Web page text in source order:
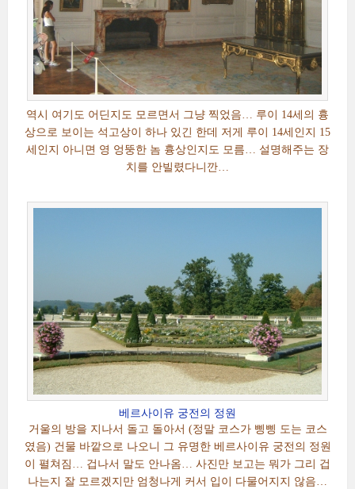
역시 여기도 어딘지도 모르면서 그냥 찍었음… 루이 14세의 흉
상으로 보이는 석고상이 하나 있긴 한데 저게 루이 14세인지 15
세인지 아니면 영 엉뚱한 놈 흉상인지도 모름… 설명해주는 장
치를 안빌렸다니깐…
베르사이유 궁전의 정원
거울의 방을 지나서 돌고 돌아서 (정말 코스가 삥삥 도는 코스
였음) 건물 바깥으로 나오니 그 유명한 베르사이유 궁전의 정원
이 펼쳐짐… 겁나서 말도 안나옴… 사진만 보고는 뭐가 그리 겁
나는지 잘 모르겠지만 엄청나게 커서 입이 다물어지지 않음…